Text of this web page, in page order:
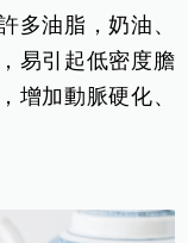
多油脂，奶油、
易引起低密度膽
增加動脈硬化、